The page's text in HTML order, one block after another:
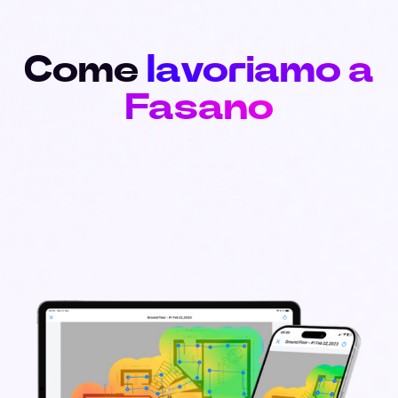
Come lavoriamo a
Fasano